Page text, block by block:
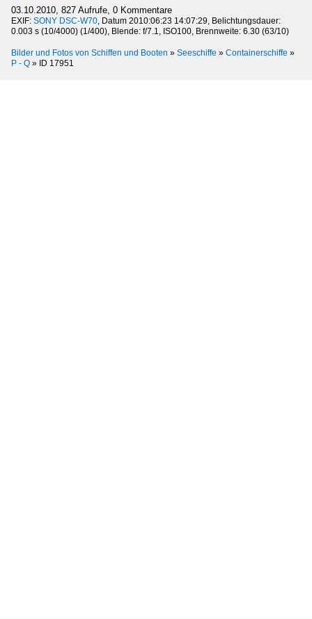
03.10.2010, 827 Aufrufe, 0 Kommentare
EXIF: SONY DSC-W70, Datum 2010:06:23 14:07:29, Belichtungsdauer:
0.003 s (10/4000) (1/400), Blende: f/7.1, ISO100, Brennweite: 6.30 (63/10)
Bilder und Fotos von Schiffen und Booten » Seeschiffe » Containerschiffe »
P - Q » ID 17951